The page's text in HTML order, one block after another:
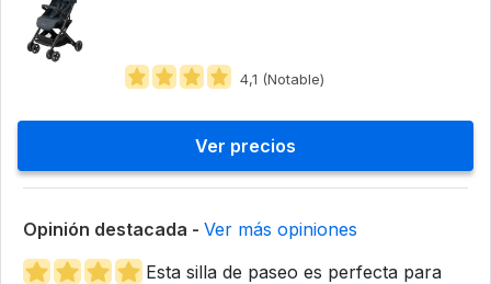
4,1 (Notable)
Ver precios
Opinión destacada - Ver más opiniones
Esta silla de paseo es perfecta para